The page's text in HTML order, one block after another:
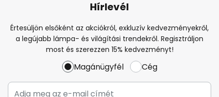
Hírlevél
Értesüljön elsőként az akciókról, exkluzív kedvezményekről,
a legújabb lámpa- és világítási trendekről. Regisztráljon
most és szerezzen 15% kedvezményt!
Magánügyfél Cég